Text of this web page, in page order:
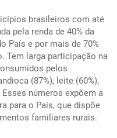
brasileiros com até
pela renda de 40% da
País e por mais de 70%
Tem larga participação na
pelos
(87%), leite (60%),
números expõem a
para o País, que dispõe
familiares rurais.